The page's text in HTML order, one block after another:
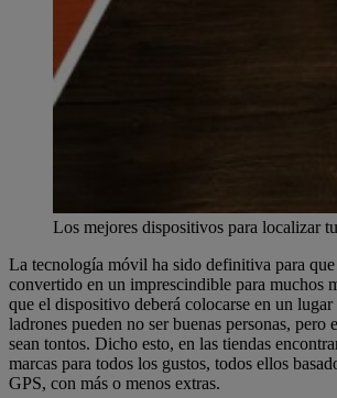
Los mejores dispositivos para localizar
La tecnología móvil ha sido definitiva para que
convertido en un imprescindible para muchos
que el dispositivo deberá colocarse en un
ladrones pueden no ser buenas personas, pero
sean tontos. Dicho esto, en las tiendas
marcas para todos los gustos, todos ellos
GPS, con más o menos extras.